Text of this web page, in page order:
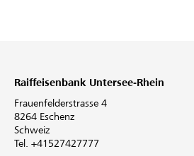
Raiffeisenbank Untersee-Rhein
Frauenfelderstrasse 4
8264 Eschenz
Schweiz
Tel. +41527427777